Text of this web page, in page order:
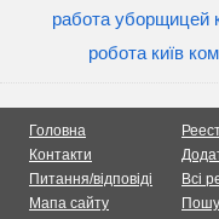
работа уборщицей
робота київ
Головна
Контакти
Питання/відповіді
Мапа сайту
Всі